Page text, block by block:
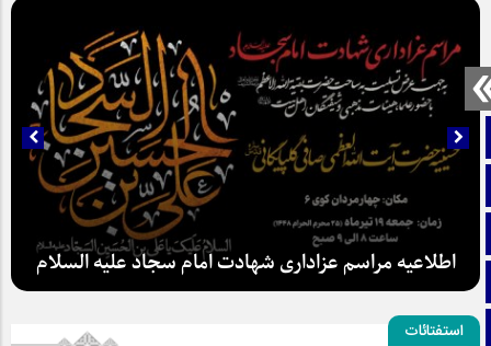
صفحه نخست
آپارات
اینستاگرام
اطلاعیه مراسم عزاداری شهادت امام سجاد علیه السلام
استفتائات